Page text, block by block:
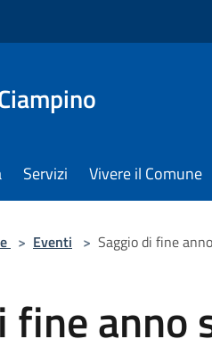
Servizi Vivere il Comune
> Eventi > Saggio di fine
fine anno